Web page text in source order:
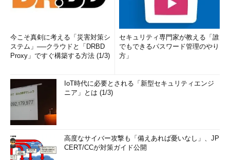
今こそ真剣に考える「災害対策シ
ステム」──クラウドと「DRBD
Proxy」ですぐ構築する方法 (1/3)
セキュリティ専門家が教える「誰
でもできるパスワード管理のやり
方」
IoT時代に必要とされる「新型セキュリティエンジ
ニア」とは (1/3)
高度なサイバー攻撃も「備えあれば憂いなし」、JP
CERT/CCが対策ガイド公開